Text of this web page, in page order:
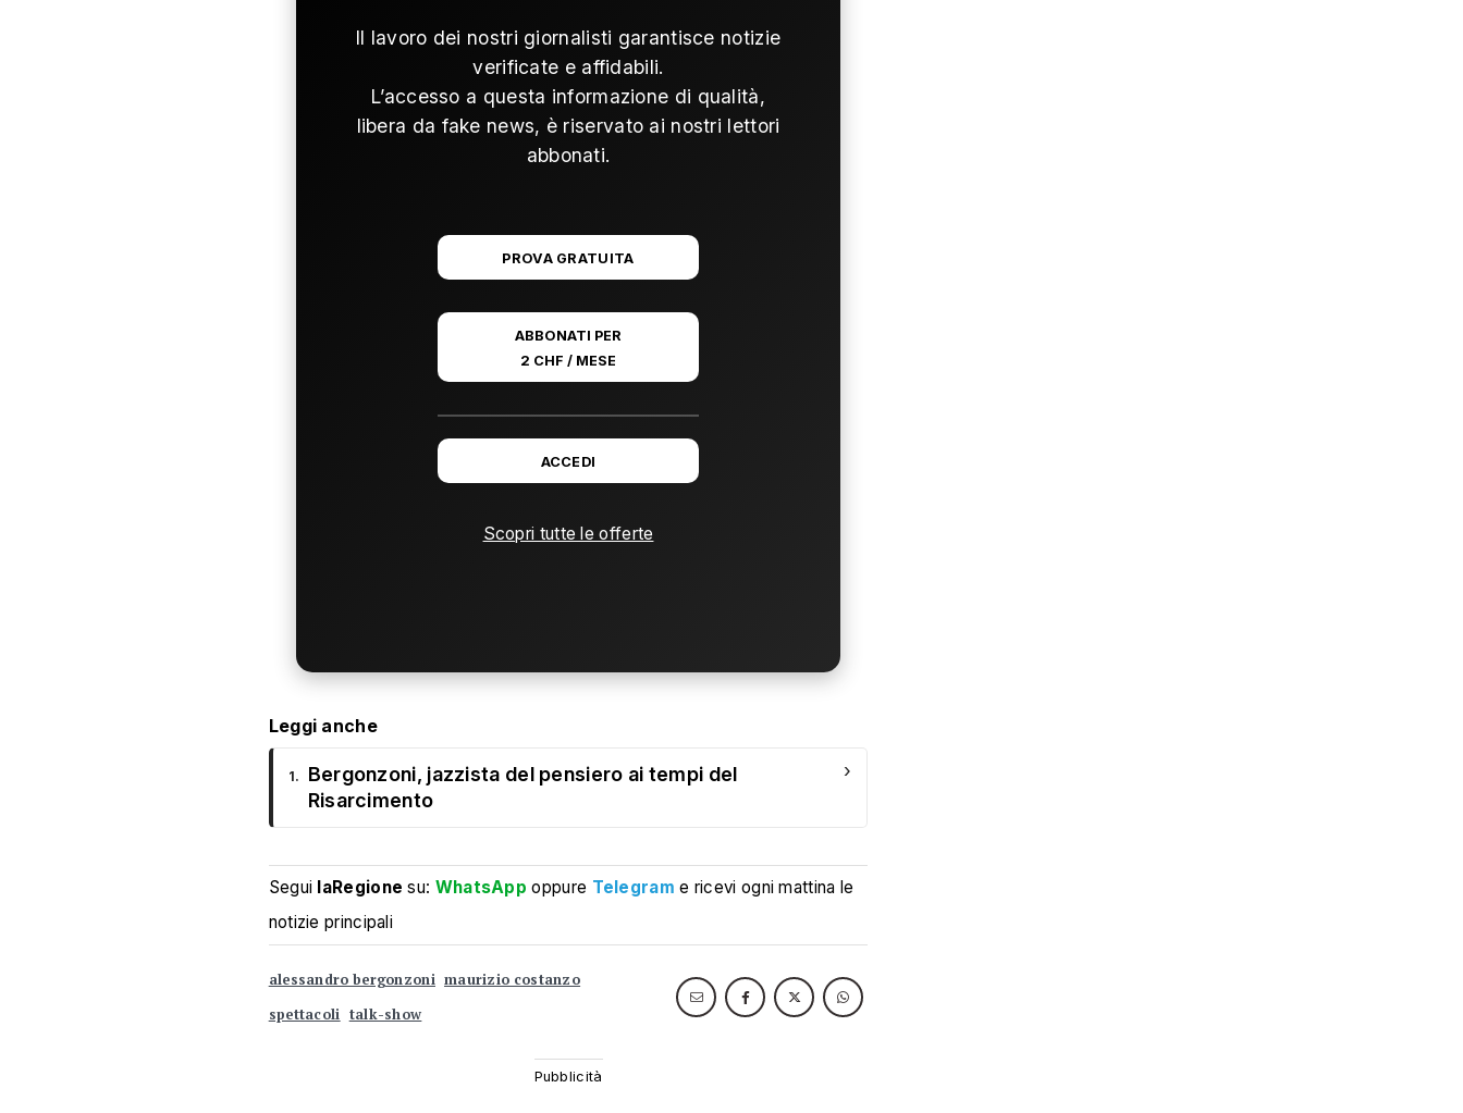
Il lavoro dei nostri giornalisti garantisce notizie
verificate e affidabili.
L’accesso a questa informazione di qualità,
libera da fake news, è riservato ai nostri lettori
abbonati.
PROVA GRATUITA
ABBONATI PER
2 CHF / MESE
ACCEDI
Scopri tutte le offerte
Leggi anche
1.
Bergonzoni, jazzista del pensiero ai tempi del
Risarcimento
›
Segui laRegione su: WhatsApp oppure Telegram e ricevi ogni mattina le
notizie principali
alessandro bergonzoni maurizio costanzo
spettacoli talk-show